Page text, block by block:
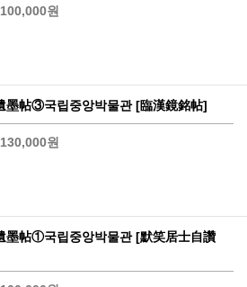
100,000원
墨帖③국립중앙박물관 [臨漢鏡銘帖]
130,000원
墨帖①국립중앙박물관 [默笑居士自讚